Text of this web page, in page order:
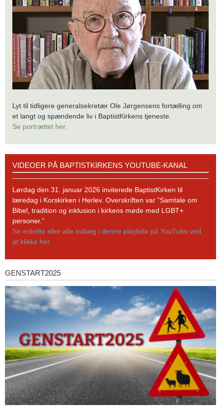
Lyt til tidligere generalsekretær Ole Jørgensens fortælling om
et langt og spændende liv i BaptistKirkens tjeneste.
Se portrættet her.
BaptistKirkens
YouTube-
kanal
VIDEOER PÅ BAPTISTKIRKENS YOUTUBE-KANAL
Lørdag den 31. januar 2026 inviterede BaptistKirken til
læredag i Korskirken i Herlev. Overskriften var ”Samtale om
Bibel, tradition og inklusion i kirkens møde med LGBT+
personer.”
Se enkelte eller alle indlæg i denne playliste på YouTube ved
at klikke her.
Genstart2025
GENSTART2025